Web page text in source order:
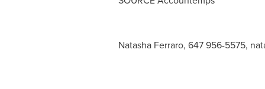
Natasha Ferraro, 647 956-5575,